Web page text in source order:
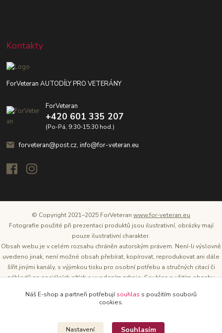
Kontakty
ForVeteran AUTODÍLY PRO VETERÁNY
ForVeteran
+420 601 335 207
(Po-Pá, 9:30-15:30 hod.)
forveteran@post.cz, info@for-veteran.eu
© Copyright 2021–2025 ForVeteran www.for-veteran.eu
Fotografie použité při prezentaci produktů jsou ilustrativní, obrázky mají
pouze ilustrativní charakter.
Obsah webu je v celém rozsahu chráněn autorským právem. Není-li výslovně
uvedeno jinak, není možné obsah přebírat, kopírovat, reprodukovat ani dále
šířit jinými kanály, s výjimkou tisku pro osobní potřebu a stručných citací či
náhledů na sociálních sítích s uvedením zdroje. Souhlas s užitím obsahu
těchto webových stránek je Tomáš Oršel.
Náš E-shop a partneři potřebujísouhlas s použitím souborů
cookies.
Nastavení Souhlasím